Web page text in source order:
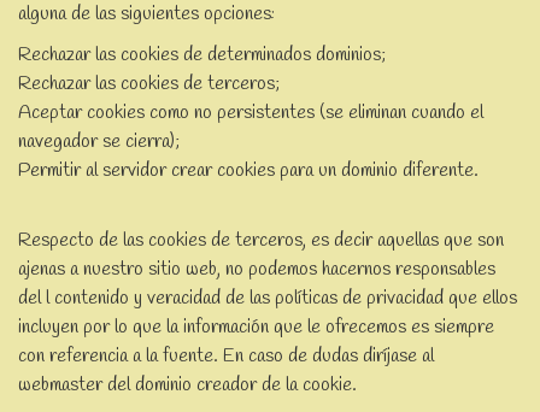
alguna de las siguientes opciones:
Rechazar las cookies de determinados dominios;
Rechazar las cookies de terceros;
Aceptar cookies como no persistentes (se eliminan cuando el
navegador se cierra);
Permitir al servidor crear cookies para un dominio diferente.
Respecto de las cookies de terceros, es decir aquellas que son
ajenas a nuestro sitio web, no podemos hacernos responsables
del l contenido y veracidad de las políticas de privacidad que ellos
incluyen por lo que la información que le ofrecemos es siempre
con referencia a la fuente. En caso de dudas diríjase al
webmaster del dominio creador de la cookie.